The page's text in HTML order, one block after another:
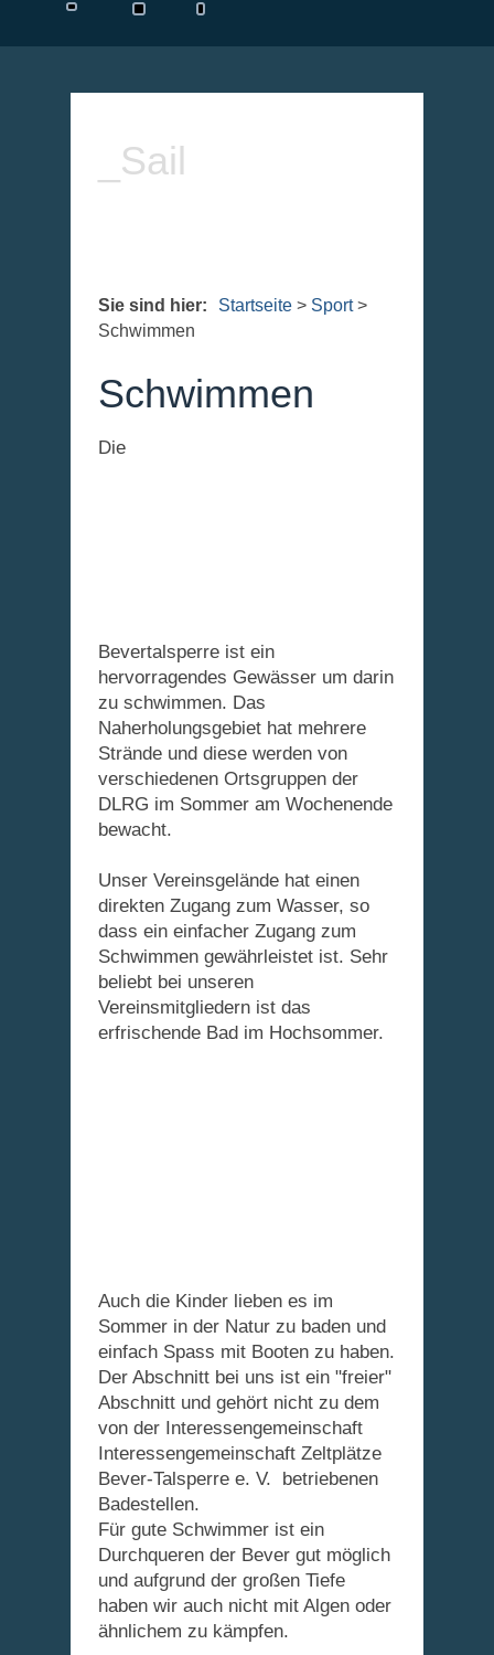
_Sail
Sie sind hier: Startseite > Sport>
Schwimmen
Schwimmen
Die
Bevertalsperre ist ein
hervorragendes Gewässer um darin
zu schwimmen. Das
Naherholungsgebiet hat mehrere
Strände und diese werden von
verschiedenen Ortsgruppen der
DLRG im Sommer am Wochenende
bewacht.
Unser Vereinsgelände hat einen
direkten Zugang zum Wasser, so
dass ein einfacher Zugang zum
Schwimmen gewährleistet ist. Sehr
beliebt bei unseren
Vereinsmitgliedern ist das
erfrischende Bad im Hochsommer.
Auch die Kinder lieben es im
Sommer in der Natur zu baden und
einfach Spass mit Booten zu haben.
Der Abschnitt bei uns ist ein "freier"
Abschnitt und gehört nicht zu dem
von der Interessengemeinschaft
Interessengemeinschaft Zeltplätze
Bever-Talsperre e. V. betriebenen
Badestellen.
Für gute Schwimmer ist ein
Durchqueren der Bever gut möglich
und aufgrund der großen Tiefe
haben wir auch nicht mit Algen oder
ähnlichem zu kämpfen.